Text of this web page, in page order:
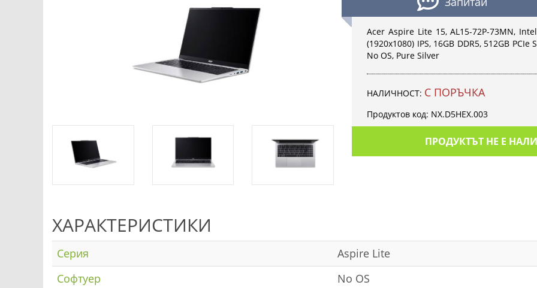
Acer Aspire Lite 15, AL15-72P-73MN,
(1920x1080) IPS, 16GB DDR5, 512GB
No OS, Pure Silver
НАЛИЧНОСТ: С ПОРЪЧКА
Продуктов код: NX.D5HEX.003
ПРОДУКТЪТ НЕ Е
ХАРАКТЕРИСТИКИ
Серия
Aspire Lite
Софтуер
No OS